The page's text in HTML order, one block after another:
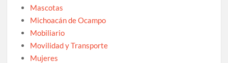
Mascotas
Michoacán de Ocampo
Mobiliario
Movilidad y Transporte
Mujeres